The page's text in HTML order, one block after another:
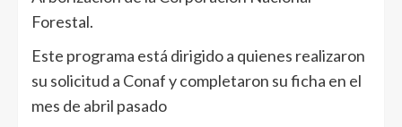
Forestal.
Este programa está dirigido a quienes realizaron
su solicitud a Conaf y completaron su ficha en el
mes de abril pasado